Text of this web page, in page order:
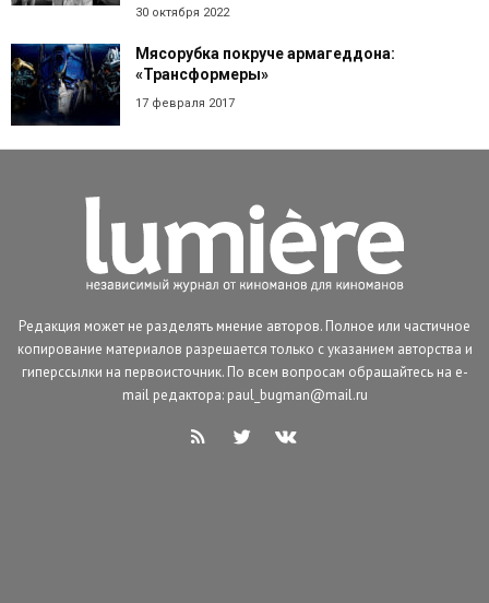
30 октября 2022
Мясорубка покруче армагеддона:
«Трансформеры»
17 февраля 2017
Редакция может не разделять мнение авторов. Полное или частичное
копирование материалов разрешается только с указанием авторства и
гиперссылки на первоисточник. По всем вопросам обращайтесь на e-
mail редактора: paul_bugman@mail.ru